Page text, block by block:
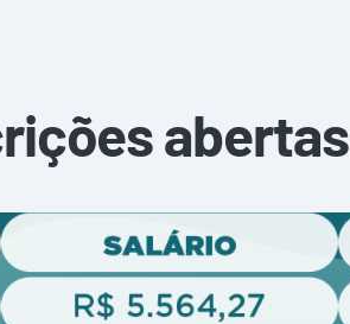
abertas